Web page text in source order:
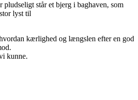
pludseligt står et bjerg i baghaven, som
lyst til
kærlighed og længslen efter en god
kunne.